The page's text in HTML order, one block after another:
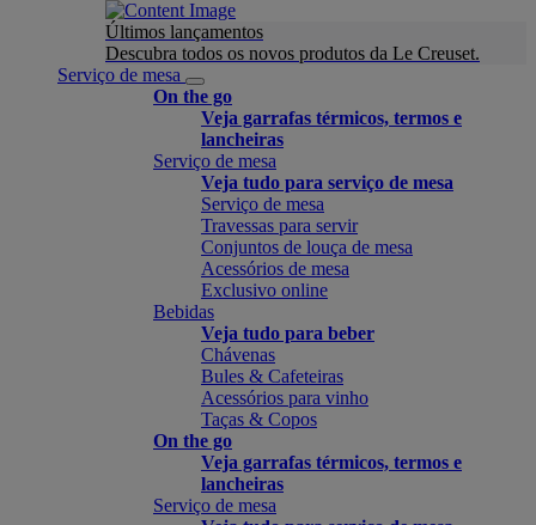
Últimos lançamentos
Descubra todos os novos produtos da Le Creuset.
Serviço de mesa
On the go
Veja garrafas térmicos, termos e
lancheiras
Serviço de mesa
Veja tudo para serviço de mesa
Serviço de mesa
Travessas para servir
Conjuntos de louça de mesa
Acessórios de mesa
Exclusivo online
Bebidas
Veja tudo para beber
Chávenas
Bules & Cafeteiras
Acessórios para vinho
Taças & Copos
On the go
Veja garrafas térmicos, termos e
lancheiras
Serviço de mesa